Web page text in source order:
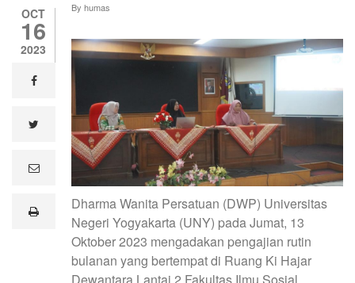
OCT
16
2023
facebook
e
lprint
By humas
Dharma Wanita Persatuan (DWP) Universitas
Negeri Yogyakarta (UNY) pada Jumat, 13
Oktober 2023 mengadakan pengajian rutin
bulanan yang bertempat di Ruang Ki Hajar
Dewantara Lantai 2 Fakultas Ilmu Sosial,